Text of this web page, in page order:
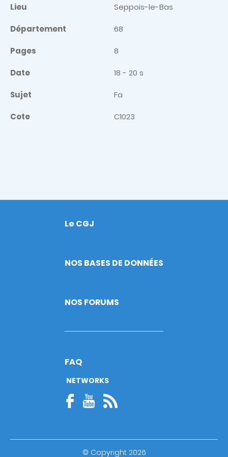
Lieu Seppois-le-Bas
Département 68
Pages 8
Date 18 - 20 s
Sujet Fa
Cote C1023
Footer
Le CGJ
NOS BASES DE DONNÉES
NOS FORUMS
FAQ
NETWORKS
© Copyright 2026